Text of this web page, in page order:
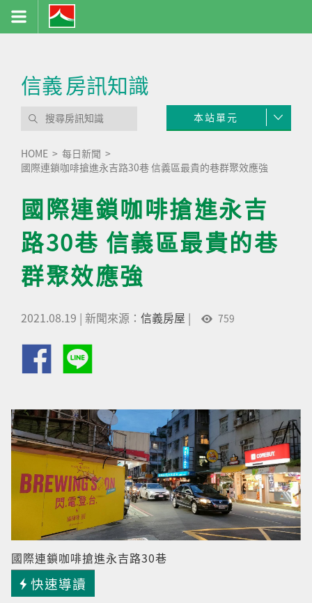
信義房訊知識
本站單元
HOME
每日新聞
國際連鎖咖啡搶進永吉路30巷 信義區最貴的巷群聚效應強
國際連鎖咖啡搶進永吉
路30巷 信義區最貴的巷
群聚效應強
2021.08.19 | 新聞來源： 信義房屋 | 759
國際連鎖咖啡搶進永吉路30巷
快速導讀